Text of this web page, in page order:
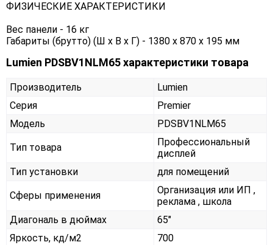
ФИЗИЧЕСКИЕ ХАРАКТЕРИСТИКИ
Вес панели - 16 кг
Габариты (брутто) (Ш x В x Г) - 1380 х 870 х 195 мм
Lumien PDSBV1NLM65 характеристики товара
Производитель
Lumien
Серия
Premier
Модель
PDSBV1NLM65
Тип товара
Профессиональный
дисплей
Тип установки
для помещений
Сферы применения
Организация или ИП ,
реклама , школа
Диагональ в дюймах
65"
Яркость, кд/м2
700